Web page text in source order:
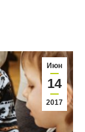
Июн
14
2017